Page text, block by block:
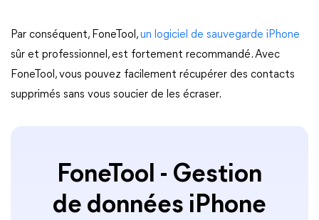
Par conséquent, FoneTool,un logiciel de sauvegarde iPhone
sûr et professionnel, est fortement recommandé. Avec
FoneTool, vous pouvez facilement récupérer des contacts
supprimés sans vous soucier de les écraser.
FoneTool - Gestion
de données iPhone